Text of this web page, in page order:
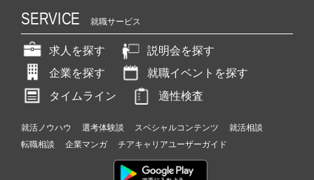
SERVICE 就職サービス
求人を探す
説明会を探す
企業を探す
就職イベントを探す
タイムライン
適性検査
就活ノウハウ 選考体験談 スペシャルコンテンツ
就活相談
転職相談
企業マンガ チアキャリアユーザーガイド